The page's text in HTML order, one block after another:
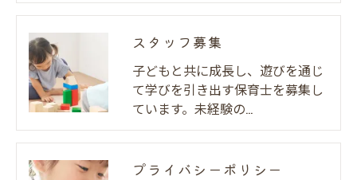
スタッフ募集
子どもと共に成長し、遊びを通じ
て学びを引き出す保育士を募集し
ています。未経験の…
プライバシーポリシー